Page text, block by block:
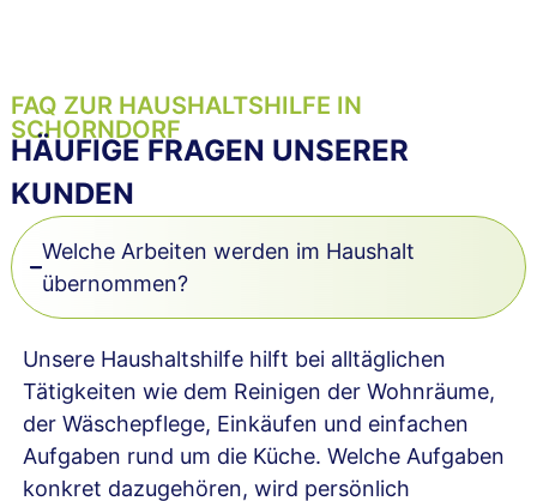
FAQ ZUR HAUSHALTSHILFE IN
SCHORNDORF
HÄUFIGE FRAGEN UNSERER
KUNDEN
Welche Arbeiten werden im Haushalt
übernommen?
Unsere Haushaltshilfe hilft bei alltäglichen
Tätigkeiten wie dem Reinigen der Wohnräume,
der Wäschepflege, Einkäufen und einfachen
Aufgaben rund um die Küche. Welche Aufgaben
konkret dazugehören, wird persönlich